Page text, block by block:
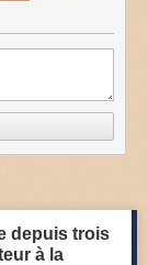
depuis trois
à la